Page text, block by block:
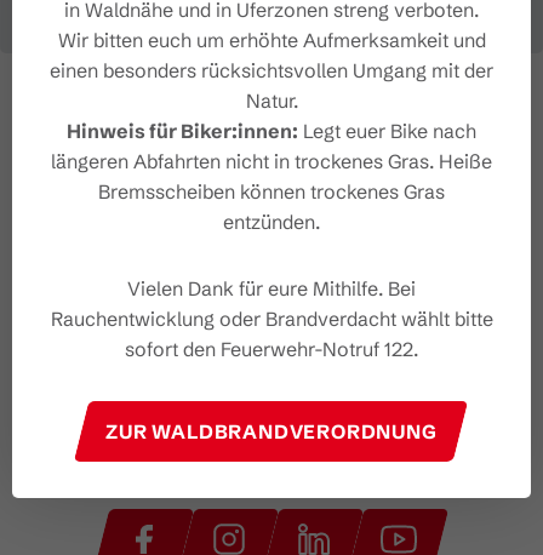
#wirsindbrandnertal
in Waldnähe und in Uferzonen streng verboten.
Wir bitten euch um erhöhte Aufmerksamkeit und
einen besonders rücksichtsvollen Umgang mit der
Natur.
Hinweis für Biker:innen: Legt euer Bike nach
längeren Abfahrten nicht in trockenes Gras. Heiße
Bremsscheiben können trockenes Gras
entzünden.
Vielen Dank für eure Mithilfe. Bei
Rauchentwicklung oder Brandverdacht wählt bitte
sofort den Feuerwehr-Notruf 122.
ZUR WALDBRANDVERORDNUNG